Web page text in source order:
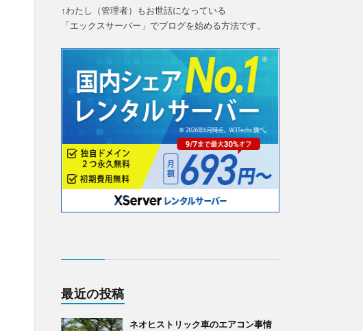
↑わたし（管理者）もお世話になっている
「エックスサーバー」でブログを始める方法です。
最近の投稿
ネオヒストリック車のエアコン事情